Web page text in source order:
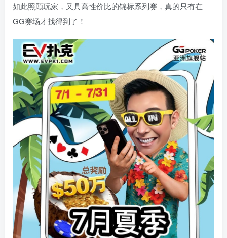
如此照顾玩家，又具高性价比的锦标系列赛，真的只有在
GG赛场才找得到了！